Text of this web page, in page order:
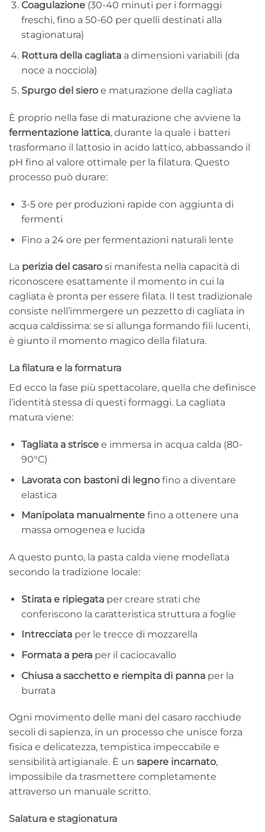
Coagulazione(30-40 minuti per i formaggi
freschi, fino a 50-60 per quelli destinati alla
stagionatura)
Rottura della cagliataa dimensioni variabili (da
noce a nocciola)
Spurgo del sieroe maturazione della cagliata
È proprio nella fase di maturazione che avviene la
fermentazione lattica, durante la quale i batteri
trasformano il lattosio in acido lattico, abbassando il
pH fino al valore ottimale per la filatura. Questo
processo può durare:
3-5 ore per produzioni rapide con aggiunta di
fermenti
Fino a 24 ore per fermentazioni naturali lente
La perizia del casaro si manifesta nella capacità di
riconoscere esattamente il momento in cui la
cagliata è pronta per essere filata. Il test tradizionale
consiste nell’immergere un pezzetto di cagliata in
acqua caldissima: se si allunga formando fili lucenti,
è giunto il momento magico della filatura.
La filatura e la formatura
Ed ecco la fase più spettacolare, quella che definisce
l’identità stessa di questi formaggi. La cagliata
matura viene:
Tagliata a striscee immersa in acqua calda (80-
90°C)
Lavorata con bastoni di legnofino a diventare
elastica
Manipolata manualmentefino a ottenere una
massa omogenea e lucida
A questo punto, la pasta calda viene modellata
secondo la tradizione locale:
Stirata e ripiegataper creare strati che
conferiscono la caratteristica struttura a foglie
Intrecciataper le trecce di mozzarella
Formata a peraper il caciocavallo
Chiusa a sacchetto e riempita di pannaper la
burrata
Ogni movimento delle mani del casaro racchiude
secoli di sapienza, in un processo che unisce forza
fisica e delicatezza, tempistica impeccabile e
sensibilità artigianale. È un sapere incarnato,
impossibile da trasmettere completamente
attraverso un manuale scritto.
Salatura e stagionatura